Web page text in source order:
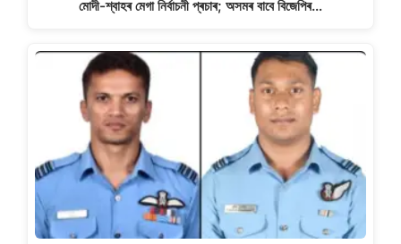
মোদী-শ্বাহৰ মেগা নিৰ্বাচনী প্ৰচাৰ; অসমৰ বাবে বিজেপিৰ…